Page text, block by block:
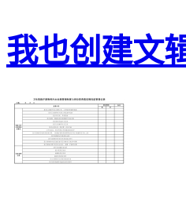
我也创建文